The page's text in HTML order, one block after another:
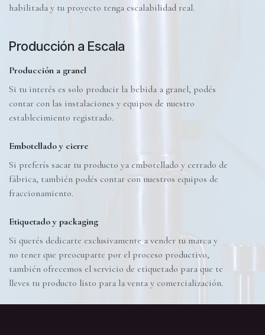
habilitada y tu proyecto tenga escalabilidad real.
Producción a Escala
Producción a granel
Si tu interés es solo producir la bebida a granel, podés
contar con las instalaciones y equipos de nuestro
establecimiento registrado.
Embotellado y cierre
Si preferís sacar tu producto ya embotellado y cerrado de
fábrica, también podés contar con nuestros equipos de
fraccionamiento.
Etiquetado y packaging
Si querés dedicarte exclusivamente a vender tu marca y
no tener que preocuparte por el proceso productivo,
también ofrecemos el servicio de etiquetado para que te
lleves tu producto listo para la venta y comercialización.